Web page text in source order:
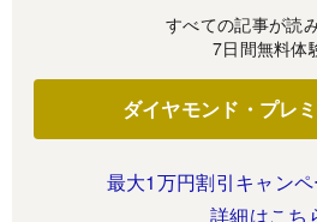
すべての記事が読
7日間無料体
ダイヤモンド・プレ
最大1万円割引キャンペ
詳細はこち